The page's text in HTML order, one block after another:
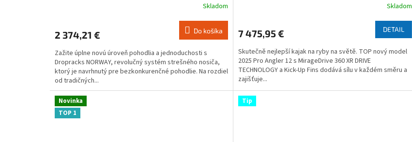
je
z
5
hviezdičiek.
Skladom
2 374,21 € Do košíka
Zažite úplne novú úroveň pohodlia a jednoduchosti s
Dropracks NORWAY, revolučný systém strešného nosiča,
ktorý je navrhnutý pre bezkonkurenčné pohodlie. Na rozdiel
od tradičných...
je
z
5
hviezdičiek.
Skladom
7 475,95 € DETAIL
Skutečně nejlepší kajak na ryby na světě. TOP nový model
2025 Pro Angler 12 s MirageDrive 360 XR DRIVE
TECHNOLOGY a Kick-Up Fins dodává sílu v každém směru a
zajišťuje...
Novinka
TOP 1
Tip